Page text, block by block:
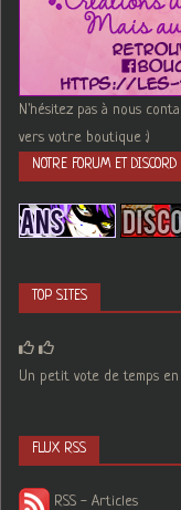
N'hésitez pas à nous
vers votre boutique :)
NOTRE FORUM ET DISCORD
TOP SITES
Un petit vote de temps
FLUX RSS
RSS - Articles